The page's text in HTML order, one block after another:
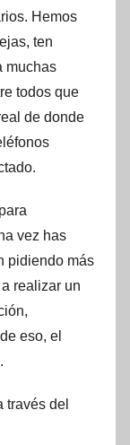
Hemos
ten
muchas
todos que
de donde
vez has
pidiendo más
realizar un
eso, el
través del